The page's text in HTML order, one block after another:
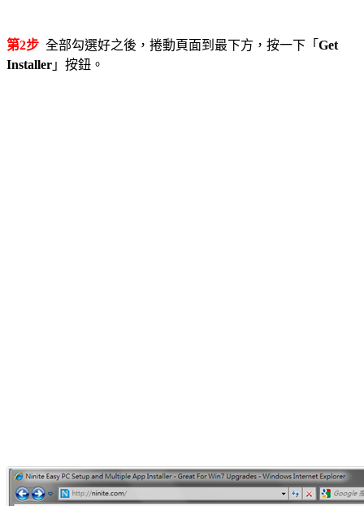
第2步 全部勾選好之後，捲動頁面到最下方，按一下「 Get
Installer 」按鈕。